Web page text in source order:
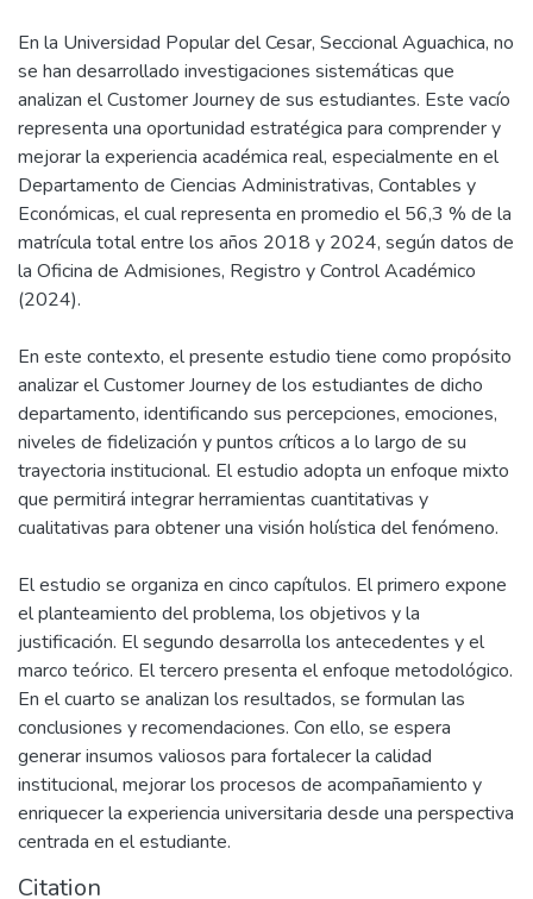
En la Universidad Popular del Cesar, Seccional Aguachica, no
se han desarrollado investigaciones sistemáticas que
analizan el Customer Journey de sus estudiantes. Este vacío
representa una oportunidad estratégica para comprender y
mejorar la experiencia académica real, especialmente en el
Departamento de Ciencias Administrativas, Contables y
Económicas, el cual representa en promedio el 56,3 % de la
matrícula total entre los años 2018 y 2024, según datos de
la Oficina de Admisiones, Registro y Control Académico
(2024).
En este contexto, el presente estudio tiene como propósito
analizar el Customer Journey de los estudiantes de dicho
departamento, identificando sus percepciones, emociones,
niveles de fidelización y puntos críticos a lo largo de su
trayectoria institucional. El estudio adopta un enfoque mixto
que permitirá integrar herramientas cuantitativas y
cualitativas para obtener una visión holística del fenómeno.
El estudio se organiza en cinco capítulos. El primero expone
el planteamiento del problema, los objetivos y la
justificación. El segundo desarrolla los antecedentes y el
marco teórico. El tercero presenta el enfoque metodológico.
En el cuarto se analizan los resultados, se formulan las
conclusiones y recomendaciones. Con ello, se espera
generar insumos valiosos para fortalecer la calidad
institucional, mejorar los procesos de acompañamiento y
enriquecer la experiencia universitaria desde una perspectiva
centrada en el estudiante.
Citation